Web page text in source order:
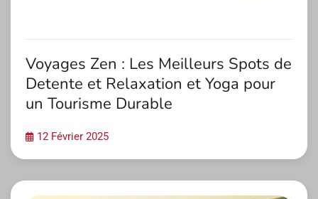
Voyages Zen : Les Meilleurs Spots de
Detente et Relaxation et Yoga pour
un Tourisme Durable
12 Février 2025